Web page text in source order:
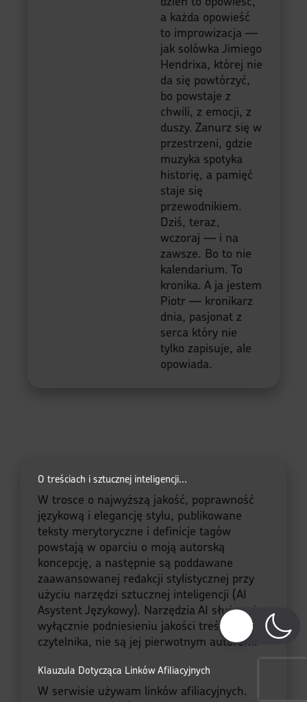
Piotr
Szef Projektu Moje Quo
Witajcie w moich
Kronikach Dnia —